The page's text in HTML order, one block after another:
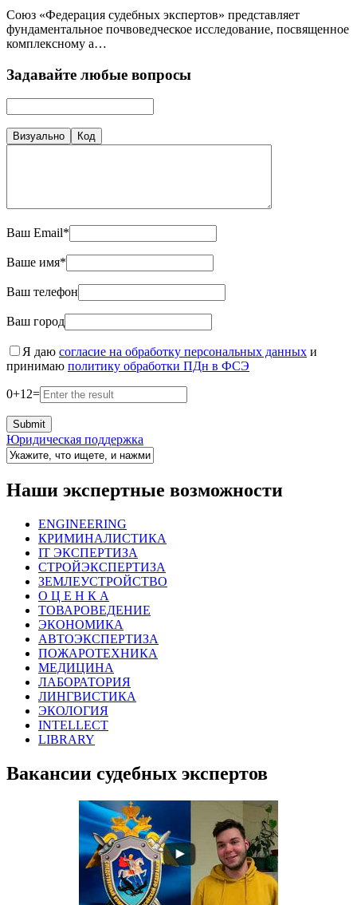
Союз «Федерация судебных экспертов» представляет
фундаментальное почвоведческое исследование, посвященное
комплексному а…
Задавайте любые вопросы
Визуально Код
Ваш Email*
Ваше имя*
Ваш телефон
Ваш город
Я даю согласие на обработку персональных данных и
принимаю политику обработки ПДн в ФСЭ
0+12=
Юридическая поддержка
Наши экспертные возможности
ENGINEERING
КРИМИНАЛИСТИКА
IT ЭКСПЕРТИЗА
СТРОЙЭКСПЕРТИЗА
ЗЕМЛЕУСТРОЙСТВО
О Ц Е Н К А
ТОВАРОВЕДЕНИЕ
ЭКОНОМИКА
АВТОЭКСПЕРТИЗА
ПОЖАРОТЕХНИКА
МЕДИЦИНА
ЛАБОРАТОРИЯ
ЛИНГВИСТИКА
ЭКОЛОГИЯ
INTELLECT
LIBRARY
Вакансии судебных экспертов